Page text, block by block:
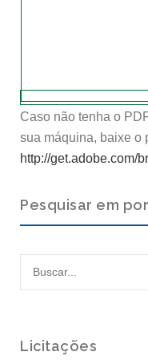
Caso não tenha o
sua máquina, baixe o
http://get.adobe.com/
Pesquisar em
Licitações